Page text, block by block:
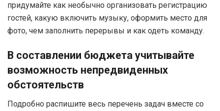
придумайте как необычно организовать регистрацию
гостей, какую включить музыку, оформить место для
фото, чем заполнить перерывы и как одеть команду.
В составлении бюджета учитывайте
возможность непредвиденных
обстоятельств
Подробно распишите весь перечень задач вместе со